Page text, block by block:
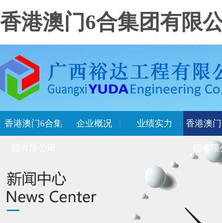
香港澳门6合集团有限
香港澳门6合集 企业概况 业绩实力 香港澳
团有